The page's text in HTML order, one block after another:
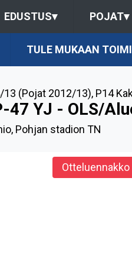
EDUSTUS▾ POJAT▾
TULE MUKAAN
13 (Pojat 2012/13), P14
47 YJ - OLS/
Pohjan stadion TN
Otteluennakko